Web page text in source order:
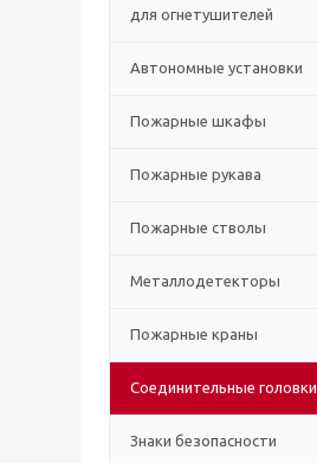
для огнетушителей
Автономные установки
Пожарные шкафы
Пожарные рукава
Пожарные стволы
Металлодетекторы
Пожарные краны
Соединительные головки
Знаки безопасности